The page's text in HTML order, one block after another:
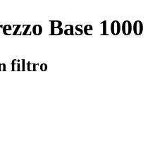
Base 1000
filtro